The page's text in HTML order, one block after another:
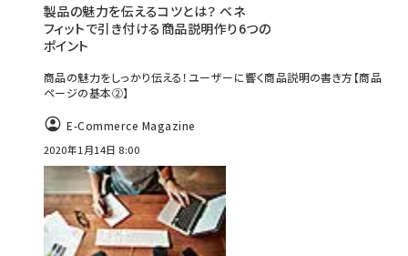
製品の魅力を伝えるコツとは？ ベネ
フィットで引き付ける商品説明作り6つの
ポイント
商品の魅力をしっかり伝える！ユーザーに響く商品説明の書き方【商品
ページの基本②】
E-Commerce Magazine
2020年1月14日 8:00